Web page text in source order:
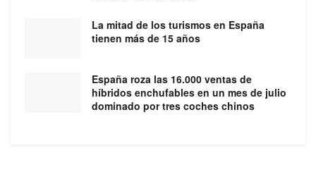
La mitad de los turismos en España
tienen más de 15 años
España roza las 16.000 ventas de
híbridos enchufables en un mes de julio
dominado por tres coches chinos